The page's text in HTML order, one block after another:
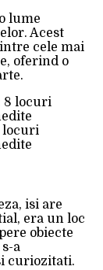
lume
Acest
cele mai
oferind o
locuri
isi are
era un loc
obiecte
a
curiozitati.